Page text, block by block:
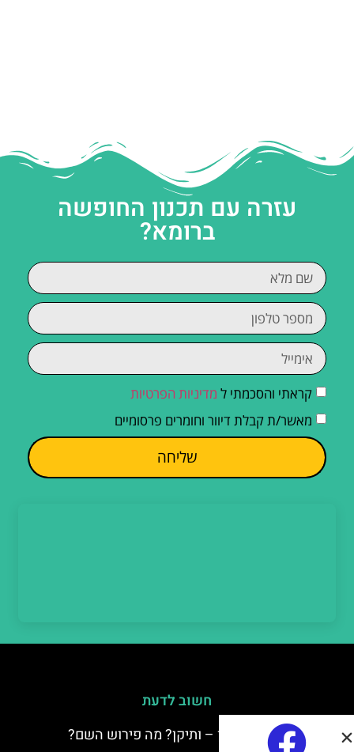
עזרה עם תכנון החופשה
ברומא?
קראתי והסכמתי ל מדיניות הפרטיות
מאשר/ת קבלת דיוור וחומרים פרסומיים
שליחה
חשוב לדעת
למה קוראים לוותיקן – ותיקן? מה פירוש השם?